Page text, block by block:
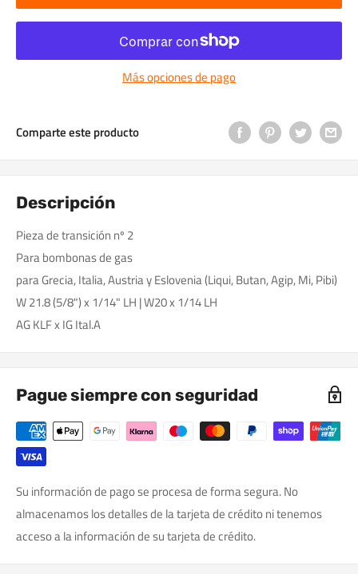
Más opciones de pago
Comparte este producto
Descripción
Pieza de transición nº 2
Para bombonas de gas
para Grecia, Italia, Austria y Eslovenia (Liqui, Butan, Agip, Mi, Pibi)
W 21.8 (5/8") x 1/14" LH | W20 x 1/14 LH
AG KLF x IG Ital.A
Pague siempre con seguridad
Su información de pago se procesa de forma segura. No
almacenamos los detalles de la tarjeta de crédito ni tenemos
acceso a la información de su tarjeta de crédito.